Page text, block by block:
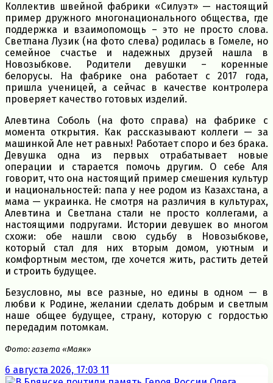
Коллектив швейной фабрики «Силуэт» — настоящий
пример дружного многонационального общества, где
поддержка и взаимопомощь – это не просто слова.
Светлана Лузик (на фото слева) родилась в Гомеле, но
семейное счастье и надежных друзей нашла в
Новозыбкове. Родители девушки – коренные
белорусы. На фабрике она работает с 2017 года,
пришла ученицей, а сейчас в качестве контролера
проверяет качество готовых изделий.
Алевтина Соболь (на фото справа) на фабрике с
момента открытия. Как рассказывают коллеги — за
машинкой Але нет равных! Работает споро и без брака.
Девушка одна из первых отрабатывает новые
операции и старается помочь другим. О себе Аля
говорит, что она настоящий пример смешения культур
и национальностей: папа у нее родом из Казахстана, а
мама — украинка. Не смотря на различия в культурах,
Алевтина и Светлана стали не просто коллегами, а
настоящими подругами. Истории девушек во многом
схожи: обе нашли свою судьбу в Новозыбкове,
который стал для них вторым домом, уютным и
комфортным местом, где хочется жить, растить детей
и строить будущее.
Безусловно, мы все разные, но едины в одном — в
любви к Родине, желании сделать добрым и светлым
наше общее будущее, страну, которую с гордостью
передадим потомкам.
Фото: газета «Маяк»
6 августа 2026, 17:03 11